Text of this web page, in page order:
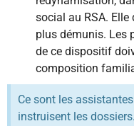
social au RSA.
plus démunis. Les
de ce dispositif
composition
Ce sont les
instruisent les